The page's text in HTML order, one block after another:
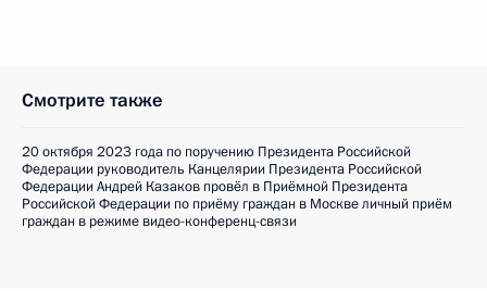
Смотрите также
20 октября 2023 года по поручению Президента Российской
Федерации руководитель Канцелярии Президента Российской
Федерации Андрей Казаков провёл в Приёмной Президента
Российской Федерации по приёму граждан в Москве личный приём
граждан в режиме видео-конференц-связи